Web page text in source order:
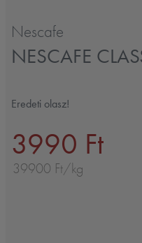
Nescafe
NESCAFE
Eredeti olasz!
3990 Ft
39900 Ft/kg